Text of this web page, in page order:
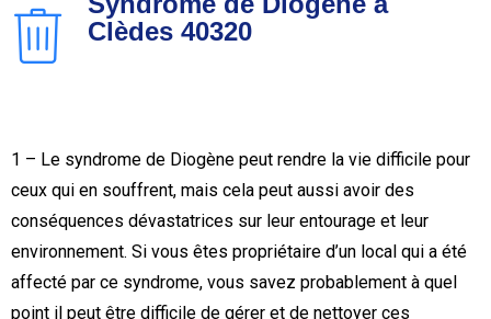
Clèdes 40320
1 – Le syndrome de Diogène peut rendre la vie difficile pour
ceux qui en souffrent, mais cela peut aussi avoir des
conséquences dévastatrices sur leur entourage et leur
environnement. Si vous êtes propriétaire d’un local qui a été
affecté par ce syndrome, vous savez probablement à quel
point il peut être difficile de gérer et de nettoyer ces